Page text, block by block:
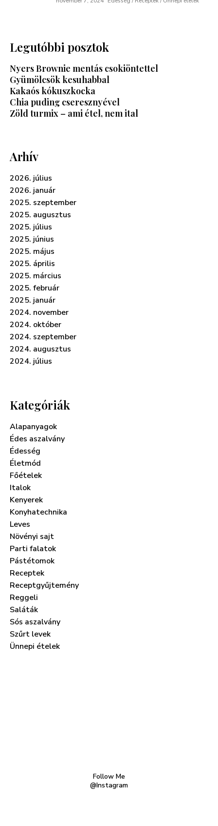
Legutóbbi posztok
Nyers Brownie mentás csokiöntettel
Gyümölcsök kesuhabbal
Kakaós kókuszkocka
Chia puding cseresznyével
Zöld turmix – ami étel, nem ital
Arhív
2026. július
2026. január
2025. szeptember
2025. augusztus
2025. július
2025. június
2025. május
2025. április
2025. március
2025. február
2025. január
2024. november
2024. október
2024. szeptember
2024. augusztus
2024. július
Kategóriák
Alapanyagok
Édes aszalvány
Édesség
Életmód
Főételek
Italok
Kenyerek
Konyhatechnika
Leves
Növényi sajt
Parti falatok
Pástétomok
Receptek
Receptgyűjtemény
Reggeli
Saláták
Sós aszalvány
Szűrt levek
Ünnepi ételek
Follow Me
@Instagram